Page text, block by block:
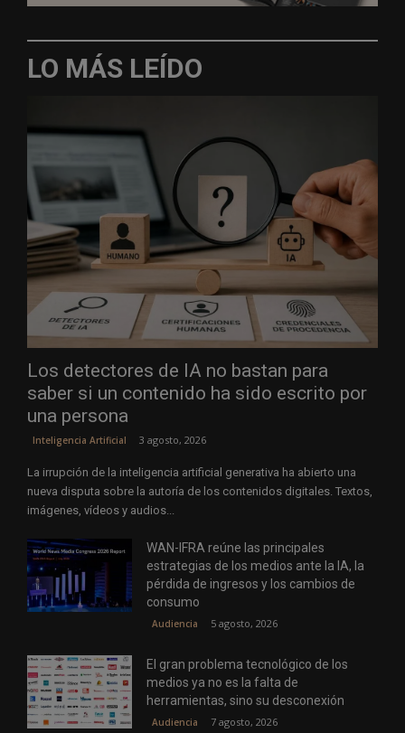
LO MÁS LEÍDO
Los detectores de IA no bastan para
saber si un contenido ha sido escrito por
una persona
Inteligencia Artificial 3 agosto, 2026
La irrupción de la inteligencia artificial generativa ha abierto una
nueva disputa sobre la autoría de los contenidos digitales. Textos,
imágenes, vídeos y audios...
WAN-IFRA reúne las principales
estrategias de los medios ante la IA, la
pérdida de ingresos y los cambios de
consumo
Audiencia 5 agosto, 2026
El gran problema tecnológico de los
medios ya no es la falta de
herramientas, sino su desconexión
Audiencia 7 agosto, 2026